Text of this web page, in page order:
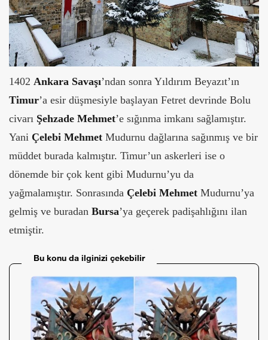
1402 Ankara Savaşı’ndan sonra Yıldırım Beyazıt’ın
Timur’a esir düşmesiyle başlayan Fetret devrinde Bolu
civarı Şehzade Mehmet’e sığınma imkanı sağlamıştır.
Yani Çelebi Mehmet Mudurnu dağlarına sağınmış ve bir
müddet burada kalmıştır. Timur’un askerleri ise o
dönemde bir çok kent gibi Mudurnu’yu da
yağmalamıştır. Sonrasında Çelebi Mehmet Mudurnu’ya
gelmiş ve buradan Bursa’ya geçerek padişahlığını ilan
etmiştir.
Bu konu da ilginizi çekebilir